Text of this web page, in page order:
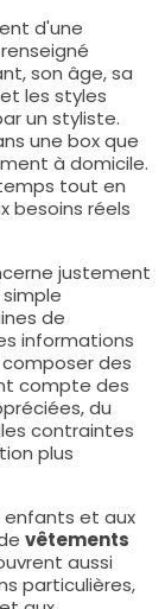
d'une
son âge, sa
les styles
un styliste.
une box que
à domicile.
tout en
besoins réels
justement
de
informations
des
compte des
du
contraintes
plus
enfants et aux
vêtements
aussi
particulières,